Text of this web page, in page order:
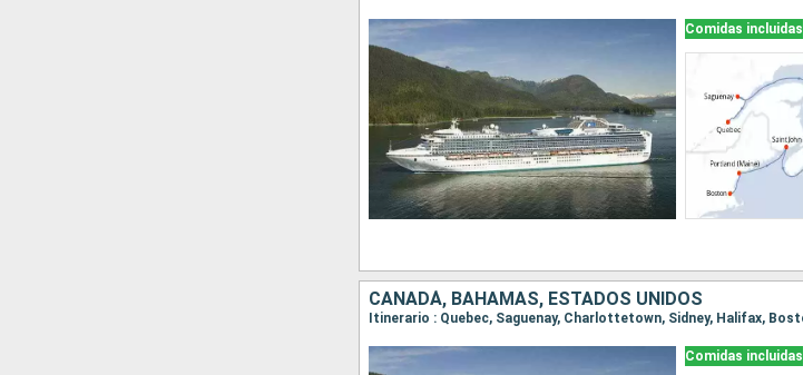
Comidas incluidas
CANADÁ, BAHAMAS, ESTADOS UNIDOS
Comidas incluidas